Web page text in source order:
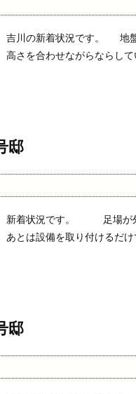
吉川の新着状況です。 地盤
高さを合わせながらならして
邸
新着状況です。 足場が外
あとは設備を取り付けるだけ
邸